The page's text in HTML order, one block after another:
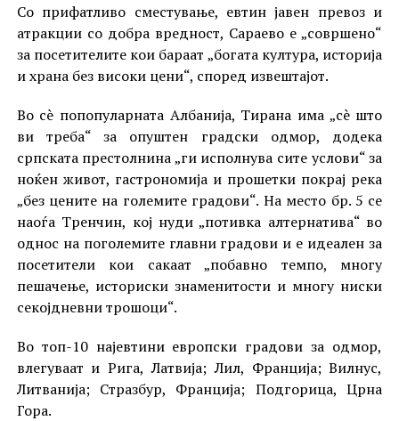
Со прифатливо сместување, евтин јавен превоз и
атракции со добра вредност, Сараево е „совршено“
за посетителите кои бараат „богата култура, историја
и храна без високи цени“, според извештајот.
Во сè попопуларната Албанија, Тирана има „сè што
ви треба“ за опуштен градски одмор, додека
српската престолнина „ги исполнува сите услови“ за
ноќен живот, гастрономија и прошетки покрај река
„без цените на големите градови“. На место бр. 5 се
наоѓа Тренчин, кој нуди „потивка алтернатива“ во
однос на поголемите главни градови и е идеален за
посетители кои сакаат „побавно темпо, многу
пешачење, историски знаменитости и многу ниски
секојдневни трошоци“.
Во топ-10 најевтини европски градови за одмор,
влегуваат и Рига, Латвија; Лил, Франција; Вилнус,
Литванија; Стразбур, Франција; Подгорица, Црна
Гора.